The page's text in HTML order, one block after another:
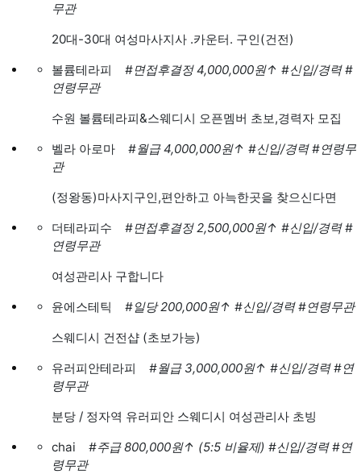
무관
20대-30대 여성마사지사 .카운터. 구인(건전)
볼륨테라피
#면접후결정 4,000,000원↑ #신입/경력 #
연령무관
수원 볼륨테라피&스웨디시 오픈멤버 초보,경력자 모집
벨라 아로마
#월급 4,000,000원↑ #신입/경력 #연령무
관
(정왕동)마사지구인,편안하고 아늑한곳을 찾으신다면
더테라피수
#면접후결정 2,500,000원↑ #신입/경력 #
연령무관
여성관리사 구합니다
윤에스테틱
#일당 200,000원↑ #신입/경력 #연령무관
스웨디시 건전샵 (초보가능)
유러피안테라피
#월급 3,000,000원↑ #신입/경력 #연
령무관
분당 / 정자역 유러피안 스웨디시 여성관리사 초빙
chai
#주급 800,000원↑ (5:5 비율제) #신입/경력 #연
령무관